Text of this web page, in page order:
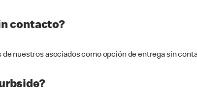
contacto?
nuestros asociados como opción de entrega sin